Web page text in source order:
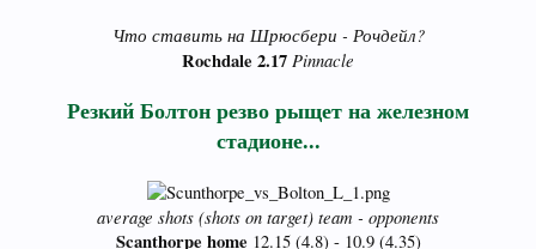
Что ставить на Шрюсбери - Рочдейл?
Rochdale 2.17 Pinnacle
Резкий Болтон резво рыщет на железном
стадионе...
average shots (shots on target) team - opponents
Scanthorpe home 12.15 (4.8) - 10.9 (4.35)